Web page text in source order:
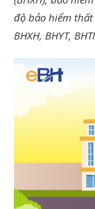
độ bảo hiểm thất
BHXH, BHYT,